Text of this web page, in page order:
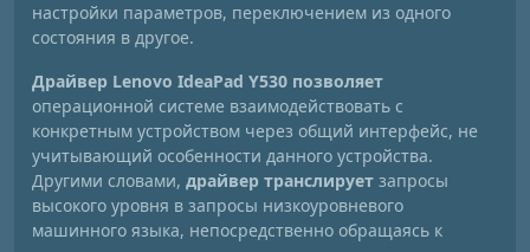
настройки параметров, переключением из одного
состояния в другое.
Драйвер Lenovo IdeaPad Y530 позволяет
операционной системе взаимодействовать с
конкретным устройством через общий интерфейс, не
учитывающий особенности данного устройства.
Другими словами, драйвер транслирует запросы
высокого уровня в запросы низкоуровневого
машинного языка, непосредственно обращаясь к